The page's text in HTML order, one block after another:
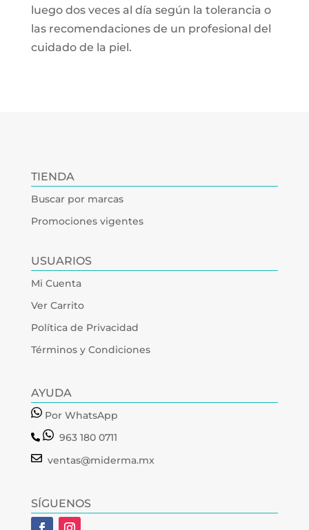
luego dos veces al día según la tolerancia o
las recomendaciones de un profesional del
cuidado de la piel.
TIENDA
Buscar por marcas
Promociones vigentes
USUARIOS
Mi Cuenta
Ver Carrito
Política de Privacidad
Términos y Condiciones
AYUDA
Por WhatsApp
963 180 0711
ventas@miderma.mx
SÍGUENOS